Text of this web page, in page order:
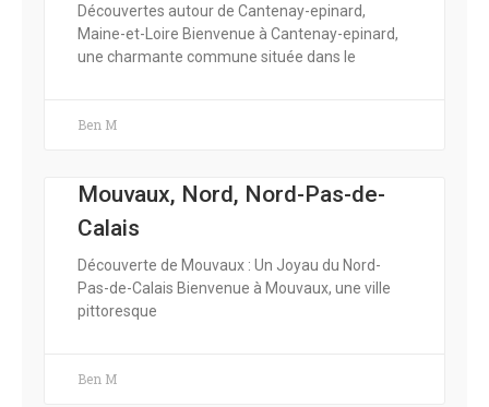
Découvertes autour de Cantenay-epinard,
Maine-et-Loire Bienvenue à Cantenay-epinard,
une charmante commune située dans le
Ben M
Mouvaux, Nord, Nord-Pas-de-
Calais
Découverte de Mouvaux : Un Joyau du Nord-
Pas-de-Calais Bienvenue à Mouvaux, une ville
pittoresque
Ben M